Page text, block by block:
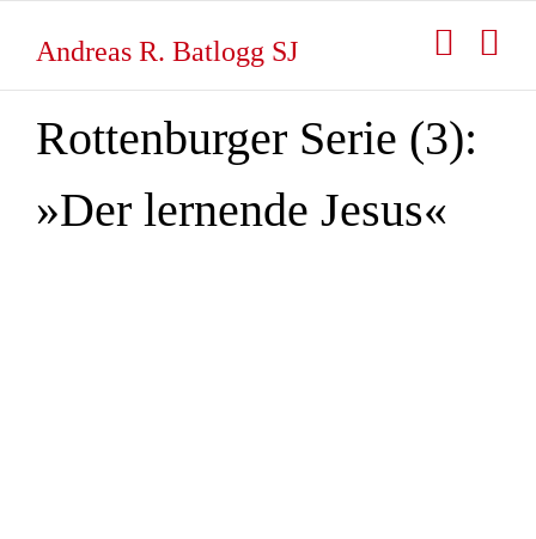
InhaltAndreas R. Batlogg SJ
Rottenburger Serie (3):
»Der lernende Jesus«